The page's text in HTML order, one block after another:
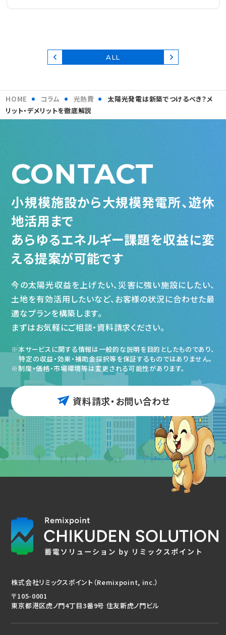
ALL
HOME コラム 光熱費
太陽光発電は新築でつけるべき？メ
リット・デメリットを徹底解説
CONTACT
小規模施設から大規模発電所、遊休
地活用まで
あらゆるエネルギー課題を収益に変
える提案が可能です
今の太陽光収益を上げたい、災害に強い施設にしたい、
土地を有効活用したいなど、お客様の状況に合わせた最
適なプランを構築します。
まずはお気軽にご相談・資料請求ください。
本サービスに関する情報は一般的な説明を目的としたものであり、
特定の収益・効果・補助金採択等を保証するものではありません。
制度・価格・市場環境等は変更される可能性があります。
資料請求・お問い合わせ
株式会社リミックスポイント（Remixpoint, inc.）
〒105-0001
東京都港区虎ノ門4丁目3番9号 住友新虎ノ門ビル